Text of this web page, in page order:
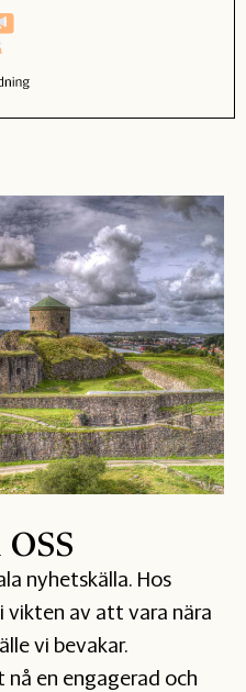
nyhetskälla. Hos
vikten av att vara nära
vi bevakar.
en engagerad och